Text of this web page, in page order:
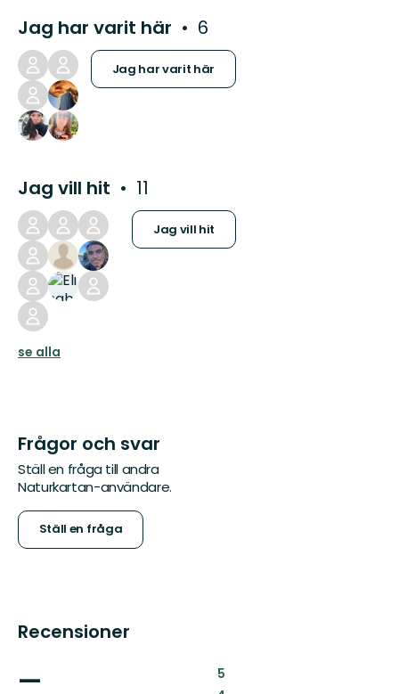
Jag har varit här 6
Jag har varit här
Jag vill hit 11
Jag vill hit
se alla
Frågor och svar
Ställ en fråga till andra
Naturkartan-användare.
Ställ en fråga
Recensioner
— 5: